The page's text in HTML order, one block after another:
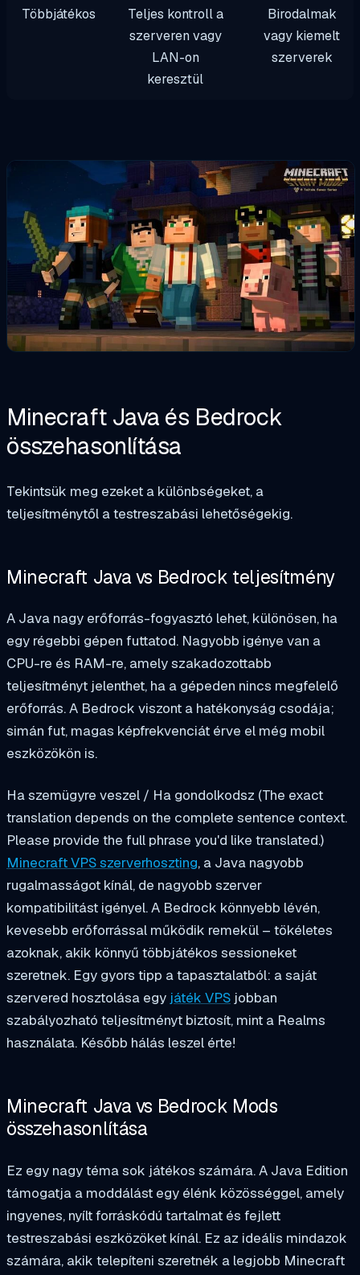
Többjátékos
Teljes kontroll a
szerveren vagy
LAN-on
keresztül
Birodalmak
vagy kiemelt
szerverek
Minecraft Java és Bedrock
összehasonlítása
Tekintsük meg ezeket a különbségeket, a
teljesítménytől a testreszabási lehetőségekig.
Minecraft Java vs Bedrock teljesítmény
A Java nagy erőforrás-fogyasztó lehet, különösen, ha
egy régebbi gépen futtatod. Nagyobb igénye van a
CPU-re és RAM-re, amely szakadozottabb
teljesítményt jelenthet, ha a gépeden nincs megfelelő
erőforrás. A Bedrock viszont a hatékonyság csodája;
simán fut, magas képfrekvenciát érve el még mobil
eszközökön is.
Ha szemügyre veszel / Ha gondolkodsz (The exact
translation depends on the complete sentence context.
Please provide the full phrase you'd like translated.)
Minecraft VPS szerverhoszting, a Java nagyobb
rugalmasságot kínál, de nagyobb szerver
kompatibilitást igényel. A Bedrock könnyebb lévén,
kevesebb erőforrással működik remekül – tökéletes
azoknak, akik könnyű többjátékos sessioneket
szeretnek. Egy gyors tipp a tapasztalatból: a saját
szervered hosztolása egy játék VPS jobban
szabályozható teljesítményt biztosít, mint a Realms
használata. Később hálás leszel érte!
Minecraft Java vs Bedrock Mods
összehasonlítása
Ez egy nagy téma sok játékos számára. A Java Edition
támogatja a moddálást egy élénk közösséggel, amely
ingyenes, nyílt forráskódú tartalmat és fejlett
testreszabási eszközöket kínál. Ez az ideális mindazok
számára, akik telepíteni szeretnék a legjobb Minecraft